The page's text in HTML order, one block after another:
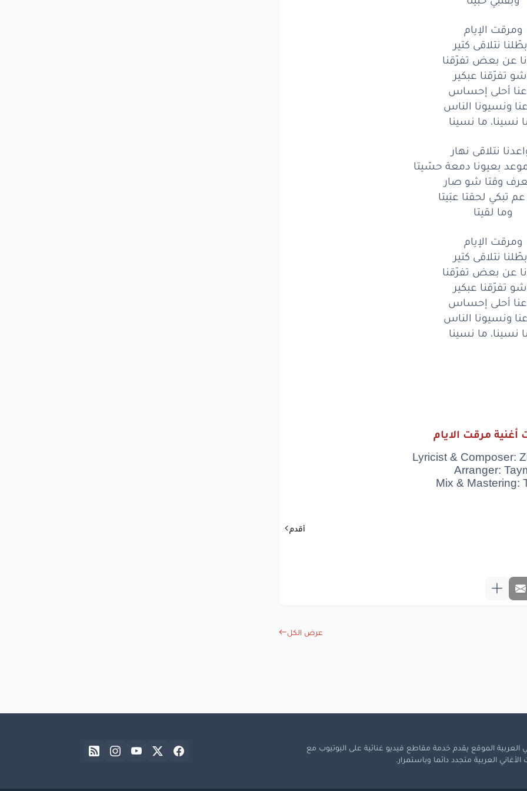
تعوّدناعبعض
خبّتنيأنا
خبّيتا
الإيام
نتلاقىكتير
عن بعضتفرّقنا
تفرّقناعبكير
ونسيوناالناس
ما نسينا
الإيام
نتلاقىكتير
ونسيونا الناس
ما نسينا
الإيام
تبكي
تبكيلحقتاعبَيتا
وما لقيتا
الإيام
ومرقت الإيام
نتلاقى كتير
عن بعض تفرّقنا
تفرّقنا عبكير
أحلى إحساس
ونسيونا الناس
نسينا، ما نسينا
نتلاقى نهار
بعيونا دمعة حسّيتا
وقتا شو صار
تبكي لحقتا عبَيتا
وما لقيتا
ومرقت الإيام
نتلاقى كتير
عن بعض تفرّقنا
تفرّقنا عبكير
أحلى إحساس
ونسيونا الناس
نسينا، ما نسينا
أغنية مرقت الايام
Lyricist & Composer:
Arranger:
Mix & Mastering:
أقدم
عرض الكل
العربية الموقع يقدم خدمة مقاطع فيديو غنائية على اليوتيوب مع
العربية متجدد دائما وباستمرار.